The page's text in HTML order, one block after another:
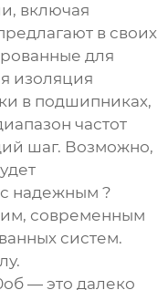
включая
в своих
для
изоляция
в подшипниках,
частот
шаг. Возможно,
надежным ?
современным
систем.
— это далеко